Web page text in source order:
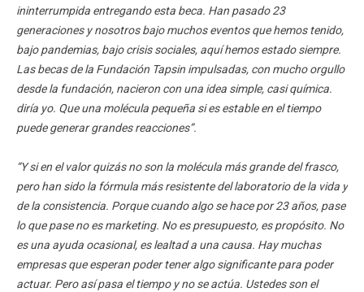
ininterrumpida entregando esta beca. Han pasado 23
generaciones y nosotros bajo muchos eventos que hemos tenido,
bajo pandemias, bajo crisis sociales, aquí hemos estado siempre.
Las becas de la Fundación Tapsin impulsadas, con mucho orgullo
desde la fundación, nacieron con una idea simple, casi química.
diría yo. Que una molécula pequeña si es estable en el tiempo
puede generar grandes reacciones”.
“Y si en el valor quizás no son la molécula más grande del frasco,
pero han sido la fórmula más resistente del laboratorio de la vida y
de la consistencia. Porque cuando algo se hace por 23 años, pase
lo que pase no es marketing. No es presupuesto, es propósito. No
es una ayuda ocasional, es lealtad a una causa. Hay muchas
empresas que esperan poder tener algo significante para poder
actuar. Pero así pasa el tiempo y no se actúa. Ustedes son el